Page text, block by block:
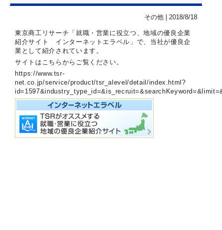
その他 | 2018/8/18
東京商工リサーチ「就職・営業に役立つ、地域の優良企業
紹介サイト インターネットエラベル」で、当社が優良企
業として紹介されています。
サイトはこちらからご覧ください。
https://www.tsr-
net.co.jp/service/product/tsr_alevel/detail/index.html?